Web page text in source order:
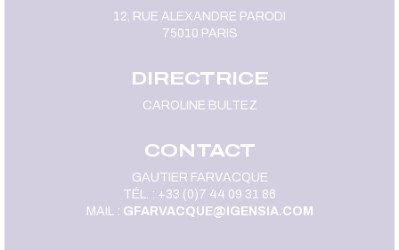
12, RUE ALEXANDRE PARODI
75010 PARIS
DIRECTRICE
CAROLINE BULTEZ
CONTACT
GAUTIER FARVACQUE
TÉL. : +33 (0)7 44 09 31 86
MAIL : GFARVACQUE@IGENSIA.COM